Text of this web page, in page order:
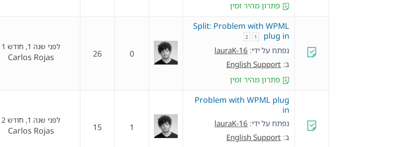
פתרון מהיר זמין
Split: Problem with WPML
plug in
1
2
נפתח על ידי: lauraK-16
ב: English Support
פתרון מהיר זמין
0
26
לפני שנה 1, חודש 1
Carlos Rojas
Problem with WPML plug
in
נפתח על ידי: lauraK-16
ב: English Support
1
15
לפני שנה 1, חודש 2
Carlos Rojas